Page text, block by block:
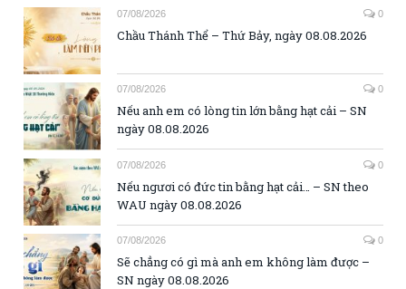
07/08/2026 0
Chầu Thánh Thể – Thứ Bảy, ngày 08.08.2026
07/08/2026 0
Nếu anh em có lòng tin lớn bằng hạt cải – SN
ngày 08.08.2026
07/08/2026 0
Nếu ngươi có đức tin bằng hạt cải… – SN theo
WAU ngày 08.08.2026
07/08/2026 0
Sẽ chẳng có gì mà anh em không làm được –
SN ngày 08.08.2026